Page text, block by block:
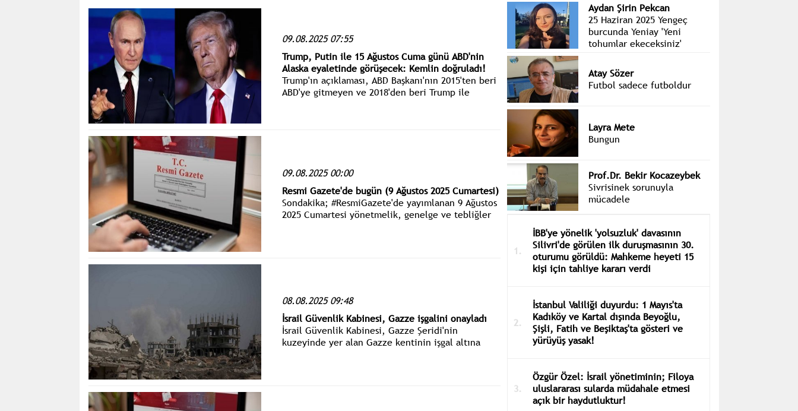
09.08.2025 07:55
Trump, Putin ile 15 Ağustos Cuma günü ABD'nin
Alaska eyaletinde görüşecek: Kemlin doğruladı!
Trump'ın açıklaması, ABD Başkanı'nın 2015'ten beri
ABD'ye gitmeyen ve 2018'den beri Trump ile
09.08.2025 00:00
Resmi Gazete'de bugün (9 Ağustos 2025 Cumartesi)
Sondakika; #ResmiGazete'de yayımlanan 9 Ağustos
2025 Cumartesi yönetmelik, genelge ve tebliğler
08.08.2025 09:48
İsrail Güvenlik Kabinesi, Gazze işgalini onayladı
İsrail Güvenlik Kabinesi, Gazze Şeridi'nin
kuzeyinde yer alan Gazze kentinin işgal altına
Aydan Şirin Pekcan
25 Haziran 2025 Yengeç
burcunda Yeniay 'Yeni
tohumlar ekeceksiniz'
Atay Sözer
Futbol sadece futboldur
Layra Mete
Bungun
Prof.Dr. Bekir Kocazeybek
Sivrisinek sorunuyla
mücadele
İBB'ye yönelik 'yolsuzluk' davasının
Silivri'de görülen ilk duruşmasının 30.
oturumu görüldü: Mahkeme heyeti 15
kişi için tahliye kararı verdi
İstanbul Valiliği duyurdu: 1 Mayıs'ta
Kadıköy ve Kartal dışında Beyoğlu,
Şişli, Fatih ve Beşiktaş'ta gösteri ve
yürüyüş yasak!
Özgür Özel: İsrail yönetiminin; Filoya
uluslararası sularda müdahale etmesi
açık bir haydutluktur!